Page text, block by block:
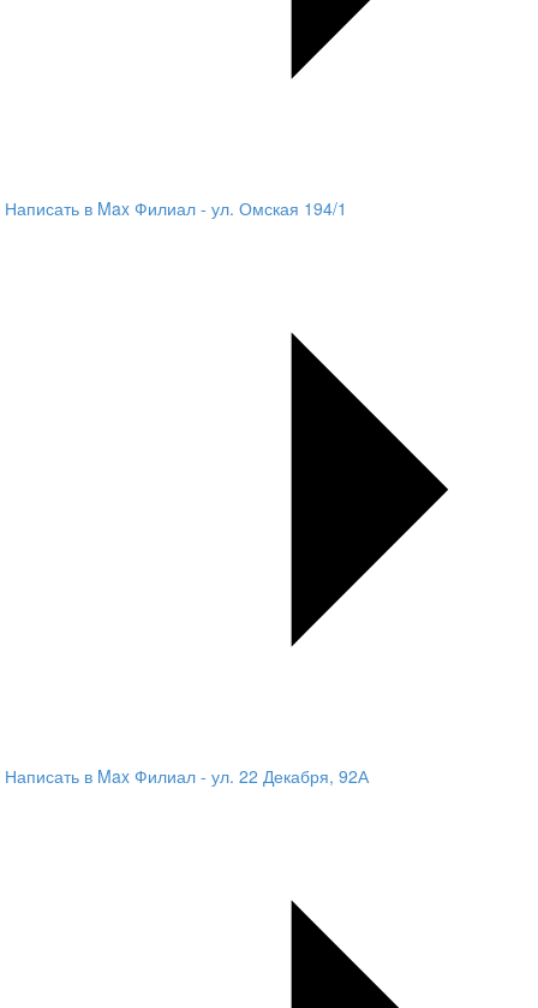
Написать в Max Филиал - ул. Омская 194/1
Написать в Max Филиал - ул. 22 Декабря, 92А